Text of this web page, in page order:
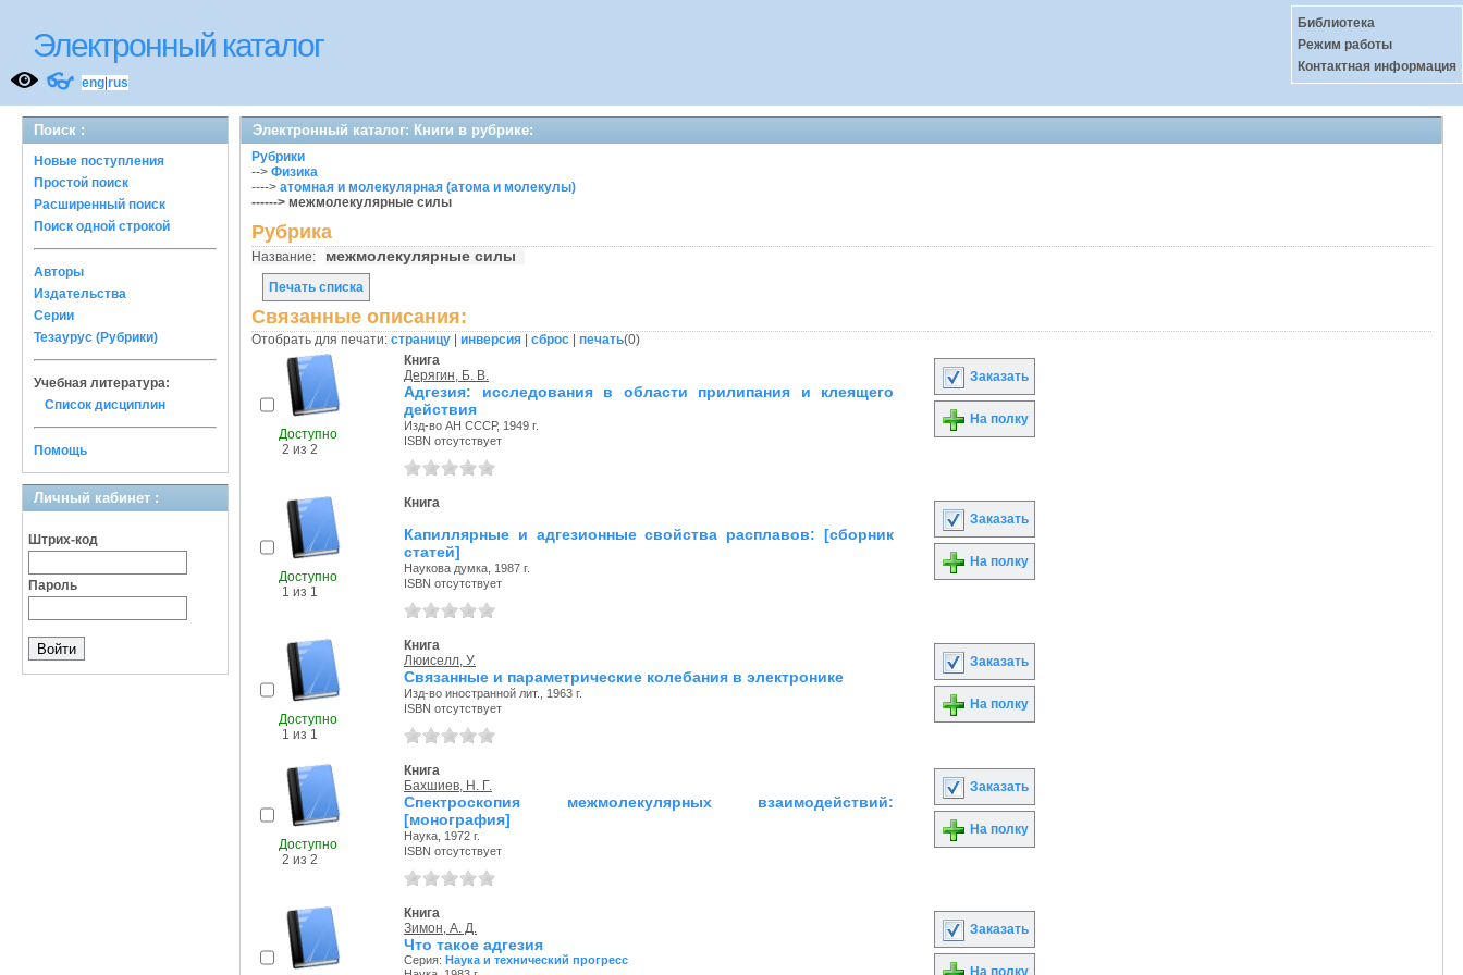
Электронный каталог
👓 eng rus
Библиотека
Режим работы
Контактная информация
Поиск :
Новые поступления
Простой поиск
Расширенный поиск
Поиск одной строкой
Авторы
Издательства
Серии
Тезаурус (Рубрики)
Учебная литература:
Список дисциплин
Помощь
Личный кабинет :
Штрих-код
Пароль
Электронный каталог: Книги в рубрике:
Рубрики
--> Физика
----> атомная и молекулярная (атома и молекулы)
------> межмолекулярные силы
Рубрика
Название: межмолекулярные силы
Печать списка
Связанные описания:
Отобрать для печати: страницу инверсия сброс печать(0)
Доступно
2 из 2
Книга
Дерягин, Б. В.
Адгезия: исследования в области прилипания и клеящего
действия
Изд-во АН СССР, 1949 г.
ISBN отсутствует
Заказать
На полку
Доступно
1 из 1
Книга
Капиллярные и адгезионные свойства расплавов: [сборник
статей]
Наукова думка, 1987 г.
ISBN отсутствует
Заказать
На полку
Доступно
1 из 1
Книга
Люиселл, У.
Связанные и параметрические колебания в электронике
Изд-во иностранной лит., 1963 г.
ISBN отсутствует
Заказать
На полку
Доступно
2 из 2
Книга
Бахшиев, Н. Г.
Спектроскопия межмолекулярных взаимодействий:
[монография]
Наука, 1972 г.
ISBN отсутствует
Заказать
На полку
Книга
Зимон, А. Д.
Что такое адгезия
Серия: Наука и технический прогресс
Заказать
На полку